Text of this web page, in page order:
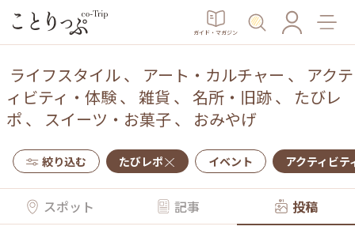
ガイド・マガジン
ライフスタイル、 アート・カルチャー 、 アクテ
ィビティ・体験、 雑貨 、 名所・旧跡、 たびレ
ポ 、 スイーツ・お菓子、 おみやげ
絞り込む たびレポ イベント アクティビテ
スポット 記事 投稿